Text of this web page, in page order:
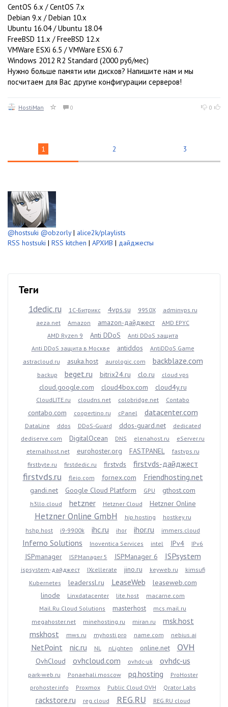
CentOS 6.x / CentOS 7.x
Debian 9.x / Debian 10.x
Ubuntu 16.04 / Ubuntu 18.04
FreeBSD 11.x / FreeBSD 12.x
VMWare ESXi 6.5 / VMWare ESXi 6.7
Windows 2012 R2 Standard (2000 руб/мес)
Нужно больше памяти или дисков? Напишите нам и мы
посчитаем для Вас другие конфигурации серверов!
HostiMan 0 0
1 2 3
@hostsuki @obzorly| alice2k/playlists
RSS hostsuki | RSS kitchen | АРХИВ | дайджесты
Теги
1dedic.ru 1С-Битрикс 4vps.su 9950X
adminvps.ru
aeza.net
Amazon amazon-дайджест
AMD EPYC
AMD Ryzen 9
Anti DDoS
Anti DDoS защита
Anti DDoS защита в Москве
antiddos
AntiDDoS Game
astracloud.ru
asuka.host aurologic.com backblaze.com
backup beget.ru bitrix24.ru clo.ru cloud vps
cloud.google.com cloud4box.com cloud4y.ru
CloudLITE.ru cloudns.net colobridge.net Contabo
contabo.com coopertino.ru cPanel datacenter.com
DataLine ddos DDoS-Guard ddos-guard.net
dedicated
dediserve.com
DigitalOcean DNS elenahost.ru
eServer.ru
eternalhost.net
eurohoster.org FASTPANEL
fastvps.ru
firstbyte.ru
firstdedic.ru firstvds firstvds-дайджест
firstvds.ru fleio.com fornex.com Friendhosting.net
gandi.net Google Cloud Platform GPU gthost.com
h3llo.cloud hetzner Hetzner Cloud Hetzner Online
Hetzner Online GmbH hip.hosting
hostkey.ru
hshp.host
i9-9900k ihc.ru ihor ihor.ru immers.cloud
Inferno Solutions Inoventica Services intel IPv4 IPv6
ISPmanager ISPManager 5 ISPManager 6 ISPsystem
ispsystem-дайджест IXcellerate jino.ru keyweb.ru
kimsufi
Kubernetes
leaderssl.ru LeaseWeb
leaseweb.com
linode
Linxdatacenter lite.host
macarne.com
Mail.Ru Cloud Solutions
masterhost
mcs.mail.ru
megahoster.net
minehosting.ru miran.ru
msk.host
mskhost
mws.ru myhosti.pro name.com nebius.ai
NetPoint nic.ru NL nLighten online.net OVH
OvhCloud ovhcloud.com ovhdc-uk ovhdc-us
park-web.ru Ponaehali.moscow pq.hosting
ProHoster
prohoster.info
Proxmox Public Cloud OVH Qrator Labs
rackstore.ru reg.cloud REG.RU REG.RU cloud